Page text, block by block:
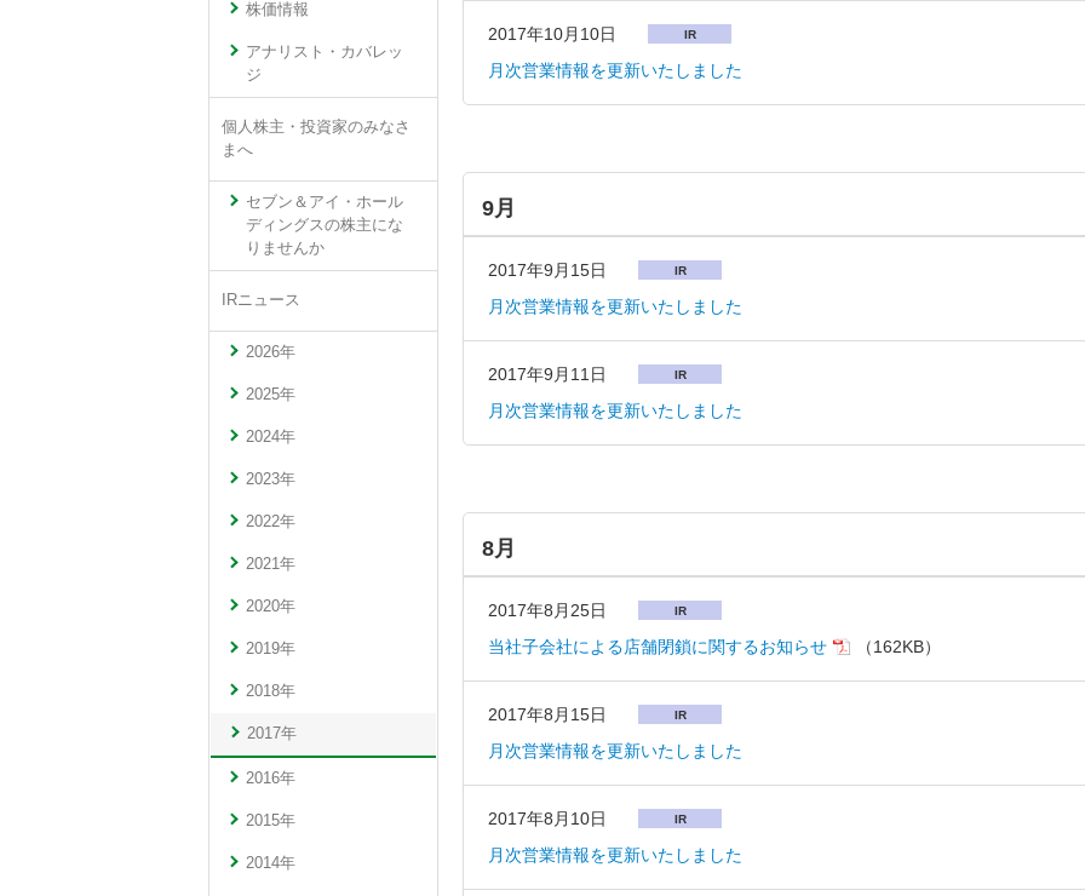
株価情報
アナリスト・カバレッ
ジ
個人株主・投資家のみなさ
まへ
セブン＆アイ・ホール
ディングスの株主にな
りませんか
IRニュース
2026年
2025年
2024年
2023年
2022年
2021年
2020年
2019年
2018年
2017年
2016年
2015年
2014年
2017年10月10日 IR
月次営業情報を更新いたしました
9月
2017年9月15日 IR
月次営業情報を更新いたしました
2017年9月11日 IR
月次営業情報を更新いたしました
8月
2017年8月25日 IR
当社子会社による店舗閉鎖に関するお知らせ （162KB）
2017年8月15日 IR
月次営業情報を更新いたしました
2017年8月10日 IR
月次営業情報を更新いたしました